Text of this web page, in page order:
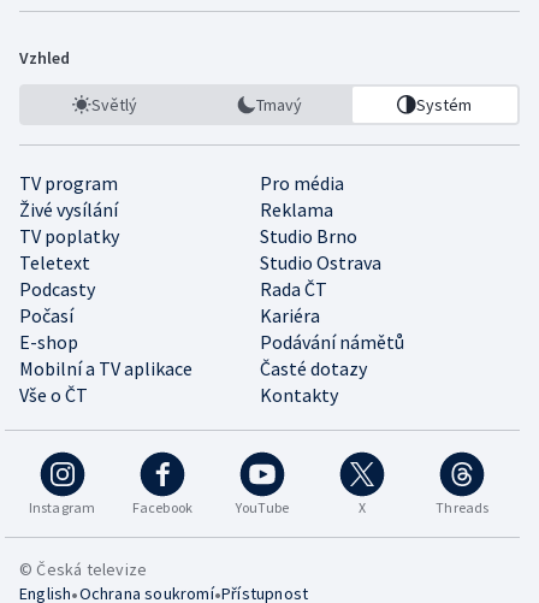
Vzhled
Světlý Tmavý Systém
TV program
Pro média
Živé vysílání
Reklama
TV poplatky
Studio Brno
Teletext
Studio Ostrava
Podcasty
Rada ČT
Počasí
Kariéra
E-shop
Podávání námětů
Mobilní a TV aplikace
Časté dotazy
Vše o ČT
Kontakty
Instagram Facebook YouTube X Threads
© Česká televize
English•Ochrana soukromí•Přístupnost